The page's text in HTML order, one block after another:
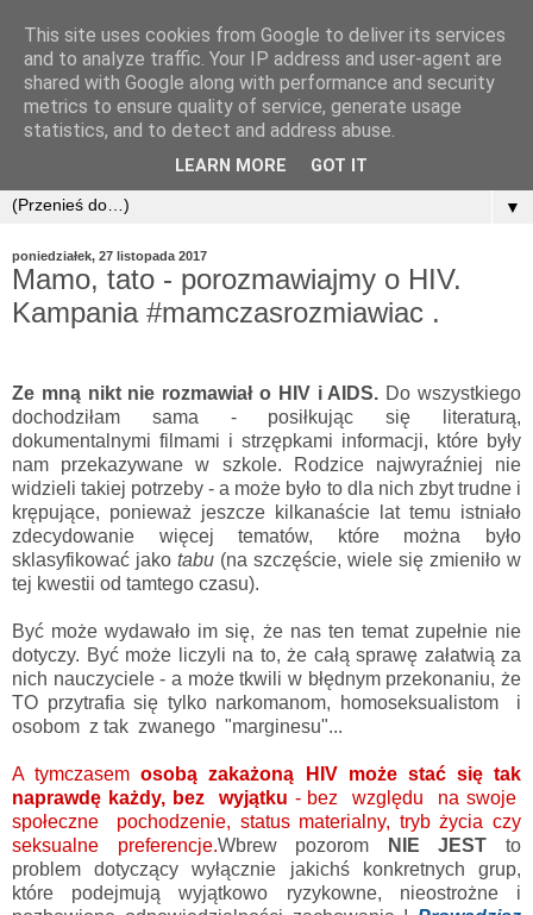
▼
poniedziałek, 27 listopada 2017
Mamo, tato - porozmawiajmy o HIV.
Kampania #mamczasrozmiawiac .
Ze mną nikt nie rozmawiał o HIV i AIDS. Do wszystkiego
dochodziłam sama - posiłkując się literaturą,
dokumentalnymi filmami i strzępkami informacji, które były
nam przekazywane w szkole. Rodzice najwyraźniej nie
widzieli takiej potrzeby - a może było to dla nich zbyt trudne i
krępujące, ponieważ jeszcze kilkanaście lat temu istniało
zdecydowanie więcej tematów, które można było
sklasyfikować jako tabu (na szczęście, wiele się zmieniło w
tej kwestii od tamtego czasu).
Być może wydawało im się, że nas ten temat zupełnie nie
dotyczy. Być może liczyli na to, że całą sprawę załatwią za
nich nauczyciele - a może tkwili w błędnym przekonaniu, że
TO przytrafia się tylko narkomanom, homoseksualistom i
osobom z tak zwanego "marginesu"...
A tymczasemosobą zakażoną HIV może stać się tak
naprawdę każdy, bez wyjątku - bez względu na swoje
społeczne pochodzenie, status materialny, tryb życia czy
seksualne preferencje.Wbrew pozorom NIE JEST to
problem dotyczący wyłącznie jakichś konkretnych grup,
które podejmują wyjątkowo ryzykowne, nieostrożne i
This site uses cookies from Google to deliver its services
and to analyze traffic. Your IP address and user-agent are
shared with Google along with performance and security
metrics to ensure quality of service, generate usage
statistics, and to detect and address abuse.
LEARN MORE GOT IT